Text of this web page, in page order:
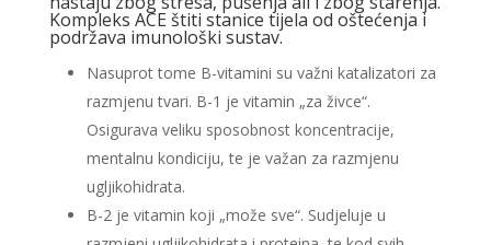
Kompleks ACE štiti stanice tijela od oštećenja i
podržava imunološki sustav.
Nasuprot tome B-vitamini su važni katalizatori za
razmjenu tvari. B-1 je vitamin „za živce“.
Osigurava veliku sposobnost koncentracije,
mentalnu kondiciju, te je važan za razmjenu
ugljikohidrata.
B-2 je vitamin koji „može sve“. Sudjeluje u